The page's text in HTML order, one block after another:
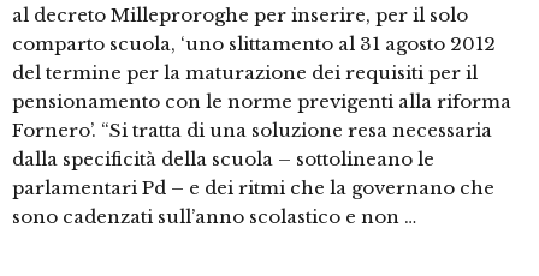
al decreto Milleproroghe per inserire, per il solo
comparto scuola, ‘uno slittamento al 31 agosto 2012
del termine per la maturazione dei requisiti per il
pensionamento con le norme previgenti alla riforma
Fornero’. “Si tratta di una soluzione resa necessaria
dalla specificità della scuola – sottolineano le
parlamentari Pd – e dei ritmi che la governano che
sono cadenzati sull’anno scolastico e non …